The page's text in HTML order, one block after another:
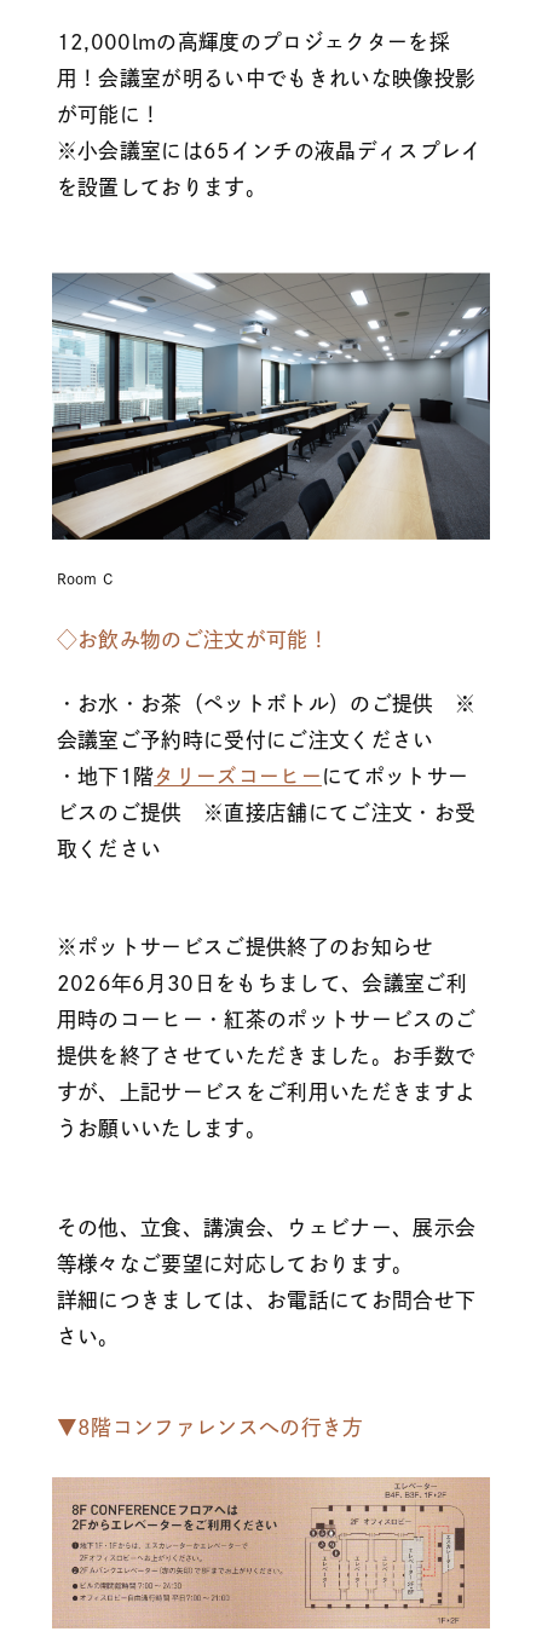
12,000lmの高輝度のプロジェクターを採
用！会議室が明るい中でもきれいな映像投影
が可能に！
※小会議室には65インチの液晶ディスプレイ
を設置しております。
Room C
◇お飲み物のご注文が可能！
・お水・お茶（ペットボトル）のご提供 ※
会議室ご予約時に受付にご注文ください
・地下1階タリーズコーヒー にてポットサー
ビスのご提供 ※直接店舗にてご注文・お受
取ください
※ポットサービスご提供終了のお知らせ
2026年6月30日をもちまして、会議室ご利
用時のコーヒー・紅茶のポットサービスのご
提供を終了させていただきました。お手数で
すが、上記サービスをご利用いただきますよ
うお願いいたします。
その他、立食、講演会、ウェビナー、展示会
等様々なご要望に対応しております。
詳細につきましては、お電話にてお問合せ下
さい。
▼8階コンファレンスへの行き方